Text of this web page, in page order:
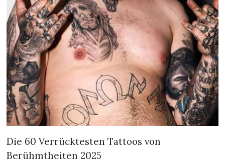
Die 60 Verrücktesten Tattoos von
Berühmtheiten 2025